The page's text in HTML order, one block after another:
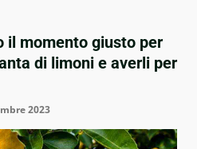
il momento giusto per
di limoni e averli per
2023